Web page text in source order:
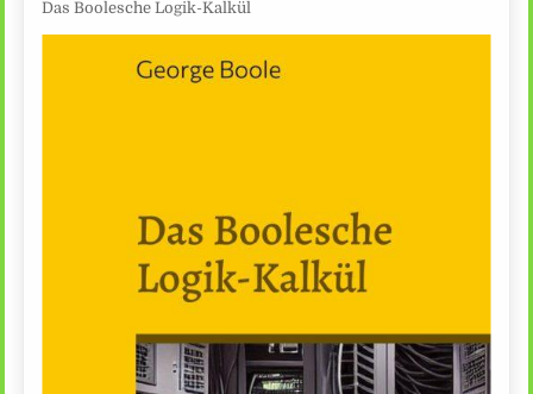
Das Boolesche Logik-Kalkül